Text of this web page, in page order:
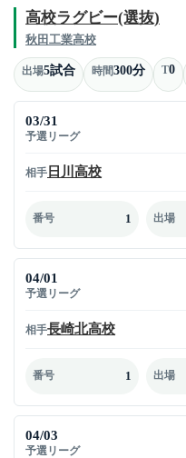
高校ラグビー(選抜)
秋田工業高校
出場5試合 時間300分 T0
03/31
予選リーグ
相手 日川高校
番号 1 出場
04/01
予選リーグ
相手長崎北高校
番号 1 出場
04/03
予選リーグ